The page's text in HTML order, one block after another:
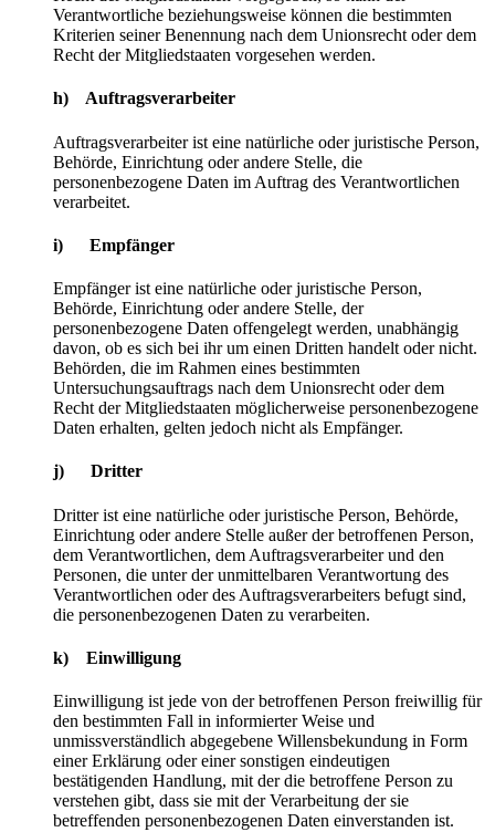
Verantwortliche beziehungsweise können die bestimmten
Kriterien seiner Benennung nach dem Unionsrecht oder dem
Recht der Mitgliedstaaten vorgesehen werden.
h) Auftragsverarbeiter
Auftragsverarbeiter ist eine natürliche oder juristische Person,
Behörde, Einrichtung oder andere Stelle, die
personenbezogene Daten im Auftrag des Verantwortlichen
verarbeitet.
i) Empfänger
Empfänger ist eine natürliche oder juristische Person,
Behörde, Einrichtung oder andere Stelle, der
personenbezogene Daten offengelegt werden, unabhängig
davon, ob es sich bei ihr um einen Dritten handelt oder nicht.
Behörden, die im Rahmen eines bestimmten
Untersuchungsauftrags nach dem Unionsrecht oder dem
Recht der Mitgliedstaaten möglicherweise personenbezogene
Daten erhalten, gelten jedoch nicht als Empfänger.
j) Dritter
Dritter ist eine natürliche oder juristische Person, Behörde,
Einrichtung oder andere Stelle außer der betroffenen Person,
dem Verantwortlichen, dem Auftragsverarbeiter und den
Personen, die unter der unmittelbaren Verantwortung des
Verantwortlichen oder des Auftragsverarbeiters befugt sind,
die personenbezogenen Daten zu verarbeiten.
k) Einwilligung
Einwilligung ist jede von der betroffenen Person freiwillig für
den bestimmten Fall in informierter Weise und
unmissverständlich abgegebene Willensbekundung in Form
einer Erklärung oder einer sonstigen eindeutigen
bestätigenden Handlung, mit der die betroffene Person zu
verstehen gibt, dass sie mit der Verarbeitung der sie
betreffenden personenbezogenen Daten einverstanden ist.